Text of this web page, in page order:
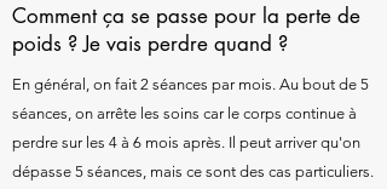
Comment ça se passe pour la perte de
poids ? Je vais perdre quand ?
En général, on fait 2 séances par mois. Au bout de 5
séances, on arrête les soins car le corps continue à
perdre sur les 4 à 6 mois après. Il peut arriver qu'on
dépasse 5 séances, mais ce sont des cas particuliers.